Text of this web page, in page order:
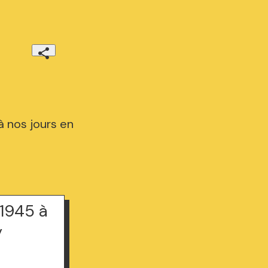
nos jours en
à